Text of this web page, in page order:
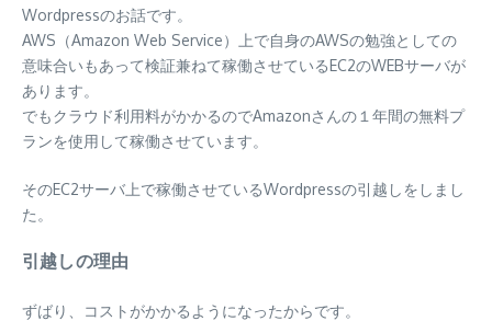
Wordpressのお話です。
AWS（Amazon Web Service）上で自身のAWSの勉強としての
意味合いもあって検証兼ねて稼働させているEC2のWEBサーバが
あります。
でもクラウド利用料がかかるのでAmazonさんの１年間の無料プ
ランを使用して稼働させています。
そのEC2サーバ上で稼働させているWordpressの引越しをしまし
た。
引越しの理由
ずばり、コストがかかるようになったからです。